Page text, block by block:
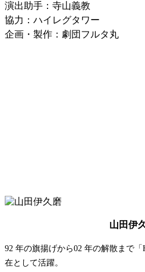
演出助手：寺山義教
協力：ハイレグタワー
企画・製作：劇団フルタ丸
山田伊
92 年の旗揚げから02 年の解散まで
在として活躍。